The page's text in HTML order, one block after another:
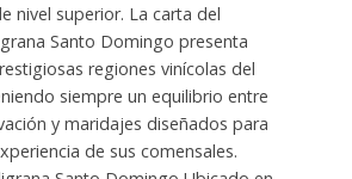
nivel superior. La carta del
Santo Domingo presenta
regiones vinícolas del
siempre un equilibrio entre
y maridajes diseñados para
de sus comensales.